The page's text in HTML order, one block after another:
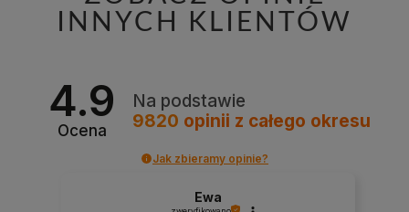
INNYCH KLIENTÓW
4.9
Ocena
Na podstawie
9820 opinii z całego okresu
Jak zbieramy opinie?
Ewa